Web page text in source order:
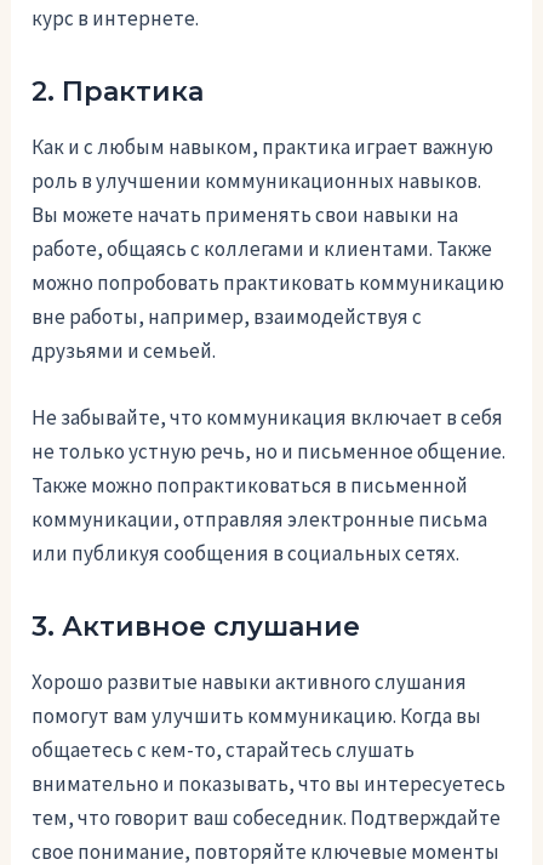
курс в интернете.
2. Практика
Как и с любым навыком, практика играет важную
роль в улучшении коммуникационных навыков.
Вы можете начать применять свои навыки на
работе, общаясь с коллегами и клиентами. Также
можно попробовать практиковать коммуникацию
вне работы, например, взаимодействуя с
друзьями и семьей.
Не забывайте, что коммуникация включает в себя
не только устную речь, но и письменное общение.
Также можно попрактиковаться в письменной
коммуникации, отправляя электронные письма
или публикуя сообщения в социальных сетях.
3. Активное слушание
Хорошо развитые навыки активного слушания
помогут вам улучшить коммуникацию. Когда вы
общаетесь с кем-то, старайтесь слушать
внимательно и показывать, что вы интересуетесь
тем, что говорит ваш собеседник. Подтверждайте
свое понимание, повторяйте ключевые моменты